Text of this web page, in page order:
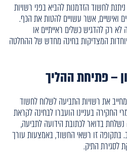
ניתנת לחשוד הזדמנות להביא בפני רשויות
ואישיים, אשר עשויים להטות את הכף.
לא רק להדגיש כשלים ראייתיים או
המצדיקות בחינה מחדש של ההחלטה
– פתיחת ההליך
מחייב את רשויות התביעה לשלוח לחשוד
החקירה בעניינו הועברו לבחינה לקראת
בדואר לכתובת הידועה לתביעה,
בלבד להגיב. בתקופה זו רשאי החשוד, באמצעות עורך
לסגירת התיק.